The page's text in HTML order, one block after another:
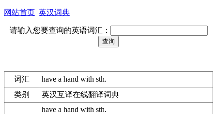
网站首页 英汉词典
请输入您要查询的英语词汇：
词汇
have a hand with sth.
类别
英汉互译在线翻译词典
have a hand with sth.